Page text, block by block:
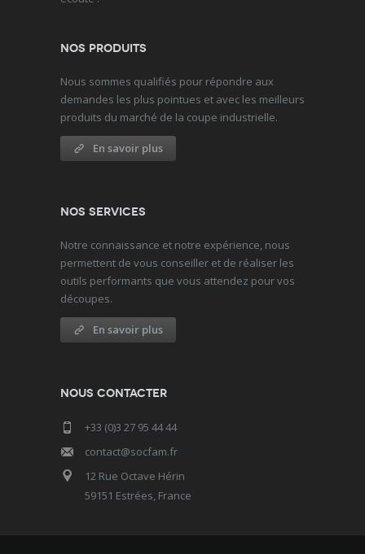
Nos produits
Nous sommes qualifiés pour répondre aux
demandes les plus pointues et avec les meilleurs
produits du marché de la coupe industrielle.
En savoir plus
Nos services
Notre connaissance et notre expérience, nous
permettent de vous conseiller et de réaliser les
outils performants que vous attendez pour vos
découpes.
En savoir plus
Nous contacter
+33 (0)3 27 95 44 44
contact@socfam.fr
12 Rue Octave Hérin
59151 Estrées, France